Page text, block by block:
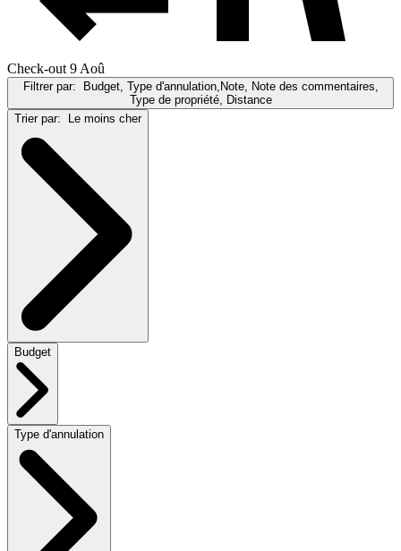
Check-out 9 Aoû
Filtrer par:
Budget, Type d'annulation,Note, Note des commentaires,
Type de propriété, Distance
Trier par:
Le moins cher
Budget
Type d'annulation